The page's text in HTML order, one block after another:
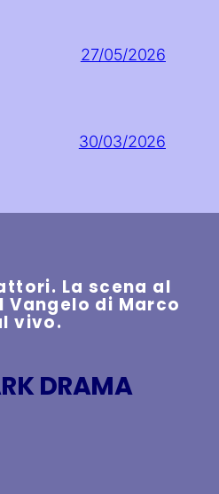
27/05/2026
30/03/2026
La scena al
di Marco
vivo.
DRAMA